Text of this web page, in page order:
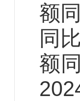
额
同
额